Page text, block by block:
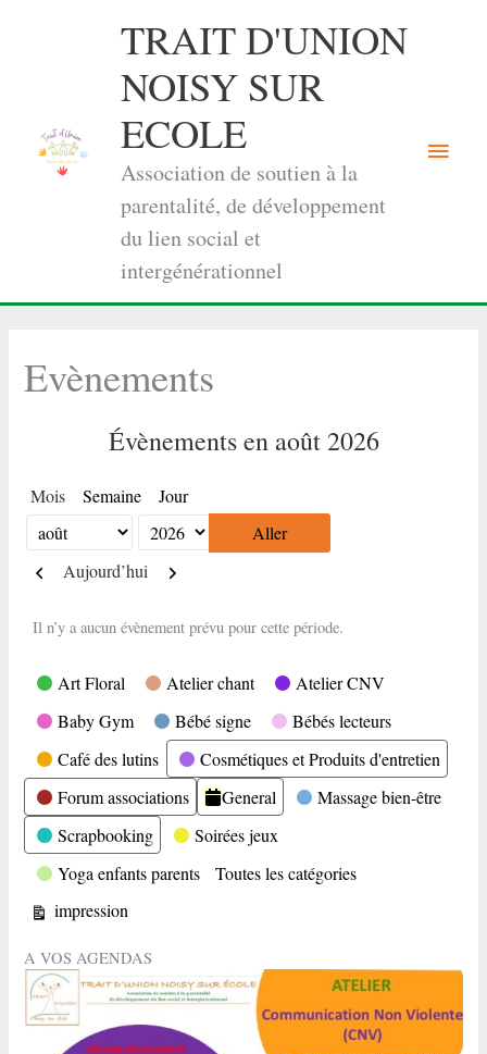
TRAIT D'UNION
NOISY SUR
ECOLE
Association de soutien à la
parentalité, de développement
du lien social et
intergénérationnel
Menu
Evènements
Évènements en août 2026
Mois Semaine Jour
Mois
Année
Précédent
Aujourd’hui Suivant
Il n’y a aucun évènement prévu pour cette période.
Catégories
Art Floral Atelier chant
Atelier CNV
Baby Gym
Bébé signe
Bébés lecteurs
Café des lutins
Cosmétiques et Produits d'entretien
Forum associations
General
Massage bien-être
Scrapbooking
Soirées jeux
Yoga enfants parents
Toutes les catégories
Vue
impression
A VOS AGENDAS